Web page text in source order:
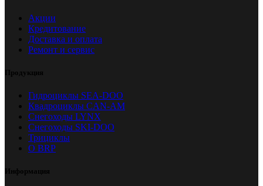
Акции
Кредитование
Доставка и оплата
Ремонт и сервис
Продукция
Гидроциклы SEA-DOO
Квадроциклы CAN-AM
Снегоходы LYNX
Снегоходы SKI-DOO
Трициклы
О BRP
Информация